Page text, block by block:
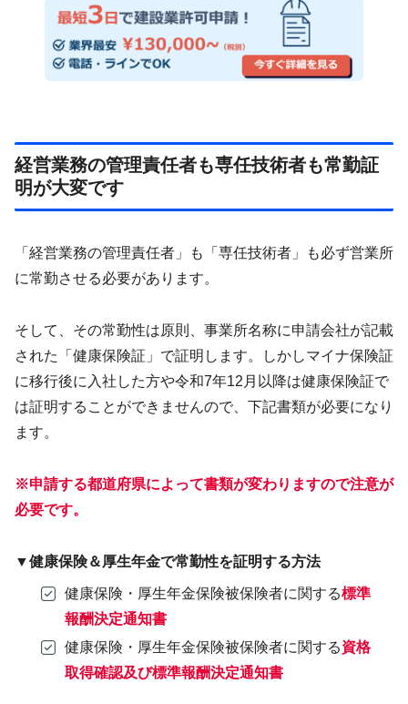
経営業務の管理責任者も専任技術者も常勤証
明が大変です
「経営業務の管理責任者」も「専任技術者」も必ず営業所
に常勤させる必要があります。
そして、その常勤性は原則、事業所名称に申請会社が記載
された「健康保険証」で証明します。しかしマイナ保険証
に移行後に入社した方や令和7年12月以降は健康保険証で
は証明することができませんので、下記書類が必要になり
ます。
※申請する都道府県によって書類が変わりますので注意が
必要です。
▼健康保険＆厚生年金で常勤性を証明する方法
健康保険・厚生年金保険被保険者に関する標準
報酬決定通知書
健康保険・厚生年金保険被保険者に関する資格
取得確認及び標準報酬決定通知書